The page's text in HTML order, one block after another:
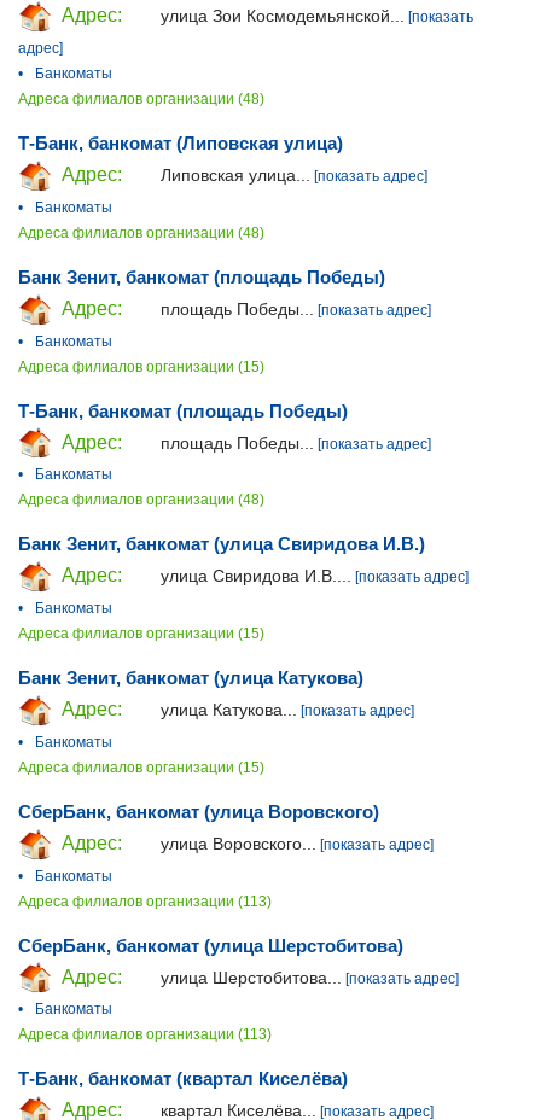
Адрес:
улица Зои Космодемьянской... [показать
адрес]
•
Банкоматы
Адреса филиалов организации (48)
Т-Банк, банкомат (Липовская улица)
Адрес:
Липовская улица...
[показать адрес]
•
Банкоматы
Адреса филиалов организации (48)
Банк Зенит, банкомат (площадь Победы)
Адрес:
площадь Победы...
[показать адрес]
•
Банкоматы
Адреса филиалов организации (15)
Т-Банк, банкомат (площадь Победы)
Адрес:
площадь Победы...
[показать адрес]
•
Банкоматы
Адреса филиалов организации (48)
Банк Зенит, банкомат (улица Свиридова И.В.)
Адрес:
улица Свиридова И.В.... [показать адрес]
•
Банкоматы
Адреса филиалов организации (15)
Банк Зенит, банкомат (улица Катукова)
Адрес:
улица Катукова...
[показать адрес]
•
Банкоматы
Адреса филиалов организации (15)
СберБанк, банкомат (улица Воровского)
Адрес:
улица Воровского...
[показать адрес]
•
Банкоматы
Адреса филиалов организации (113)
СберБанк, банкомат (улица Шерстобитова)
Адрес:
улица Шерстобитова...
[показать адрес]
•
Банкоматы
Адреса филиалов организации (113)
Т-Банк, банкомат (квартал Киселёва)
Адрес:
квартал Киселёва... [показать адрес]